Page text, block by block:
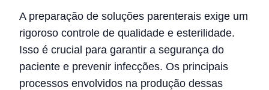
A preparação de soluções parenterais exige um
rigoroso controle de qualidade e esterilidade.
Isso é crucial para garantir a segurança do
paciente e prevenir infecções. Os principais
processos envolvidos na produção dessas